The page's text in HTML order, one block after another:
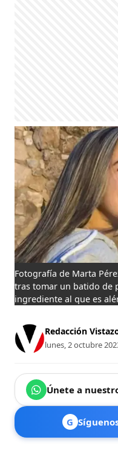
Fotografía de Marta
tras tomar un batido de
ingrediente al que es
Redacción
lunes, 2 octubre
Únete a
G